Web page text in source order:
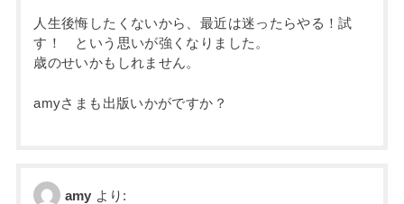
人生後悔したくないから、最近は迷ったらやる！試
す！ という思いが強くなりました。
歳のせいかもしれません。
amyさまも出版いかがですか？
amy より: